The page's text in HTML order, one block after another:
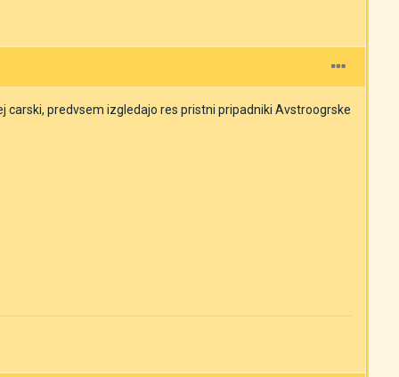
carski, predvsem izgledajo res pristni pripadniki Avstroogrske